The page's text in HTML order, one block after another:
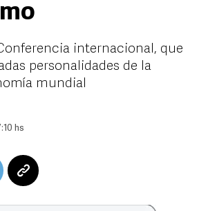
internacional, que
personalidades de la
mundial
hs